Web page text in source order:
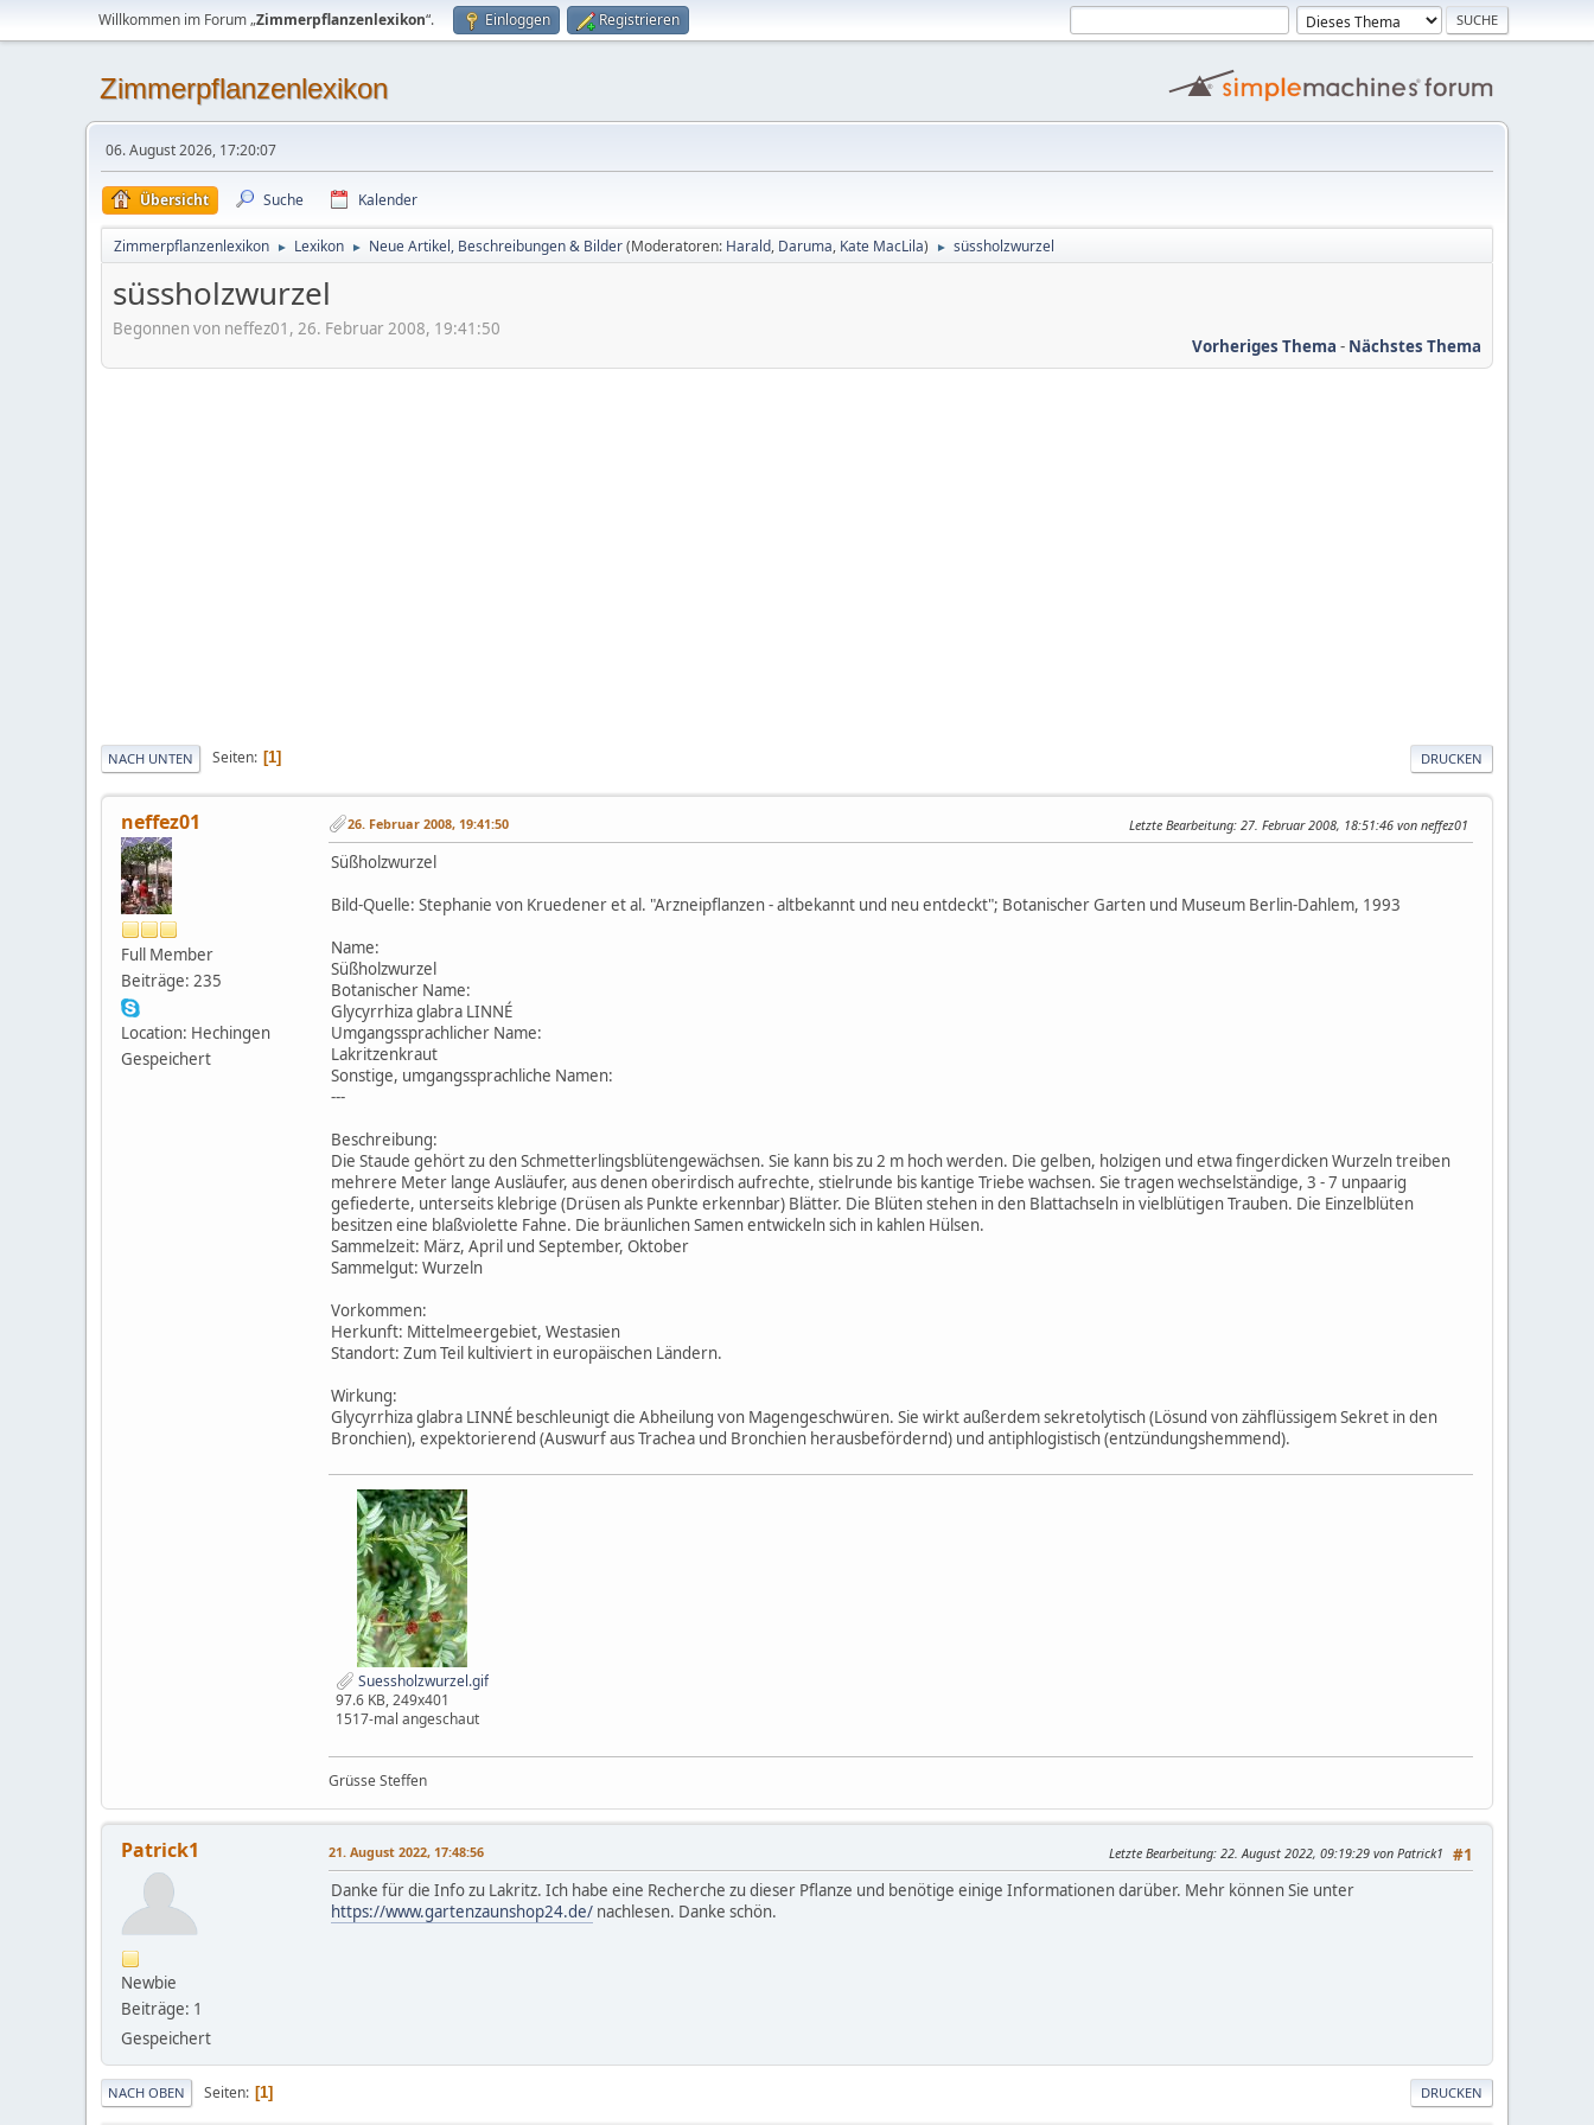
Willkommen im Forum „Zimmerpflanzenlexikon“. Einloggen Registrieren
Zimmerpflanzenlexikon
06. August 2026, 17:20:07
Übersicht Suche Kalender
Zimmerpflanzenlexikon ► Lexikon ► Neue Artikel, Beschreibungen & Bilder(Moderatoren: Harald, Daruma, Kate MacLila) ► süssholzwurzel
süssholzwurzel
Begonnen von neffez01, 26. Februar 2008, 19:41:50
Vorheriges Thema - Nächstes Thema
DRUCKEN
NACH UNTEN Seiten 1
neffez01
Full Member
Beiträge: 235
Location: Hechingen
Gespeichert
26. Februar 2008, 19:41:50 Letzte Bearbeitung: 27. Februar 2008, 18:51:46 von neffez01
Süßholzwurzel
Bild-Quelle: Stephanie von Kruedener et al. "Arzneipflanzen - altbekannt und neu entdeckt"; Botanischer Garten und Museum Berlin-Dahlem, 1993
Name:
Süßholzwurzel
Botanischer Name:
Glycyrrhiza glabra LINNÉ
Umgangssprachlicher Name:
Lakritzenkraut
Sonstige, umgangssprachliche Namen:
---
Beschreibung:
Die Staude gehört zu den Schmetterlingsblütengewächsen. Sie kann bis zu 2 m hoch werden. Die gelben, holzigen und etwa fingerdicken Wurzeln treiben
mehrere Meter lange Ausläufer, aus denen oberirdisch aufrechte, stielrunde bis kantige Triebe wachsen. Sie tragen wechselständige, 3 - 7 unpaarig
gefiederte, unterseits klebrige (Drüsen als Punkte erkennbar) Blätter. Die Blüten stehen in den Blattachseln in vielblütigen Trauben. Die Einzelblüten
besitzen eine blaßviolette Fahne. Die bräunlichen Samen entwickeln sich in kahlen Hülsen.
Sammelzeit: März, April und September, Oktober
Sammelgut: Wurzeln
Vorkommen:
Herkunft: Mittelmeergebiet, Westasien
Standort: Zum Teil kultiviert in europäischen Ländern.
Wirkung:
Glycyrrhiza glabra LINNÉ beschleunigt die Abheilung von Magengeschwüren. Sie wirkt außerdem sekretolytisch (Lösund von zähflüssigem Sekret in den
Bronchien), expektorierend (Auswurf aus Trachea und Bronchien herausbefördernd) und antiphlogistisch (entzündungshemmend).
Suessholzwurzel.gif
97.6 KB, 249x401
1517-mal angeschaut
Grüsse Steffen
Patrick1
Newbie
Beiträge: 1
Gespeichert
#1
21. August 2022, 17:48:56 Letzte Bearbeitung: 22. August 2022, 09:19:29 von Patrick1
Danke für die Info zu Lakritz. Ich habe eine Recherche zu dieser Pflanze und benötige einige Informationen darüber. Mehr können Sie unter
https://www.gartenzaunshop24.de/ nachlesen. Danke schön.
DRUCKEN
NACH OBEN Seiten 1